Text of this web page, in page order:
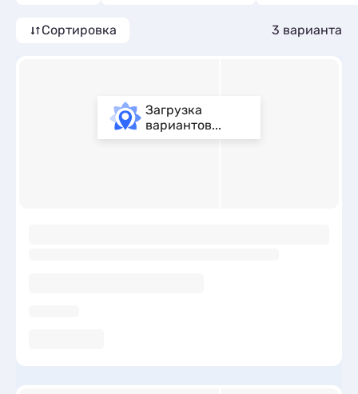
Сортировка 3 варианта
Загрузка
вариантов...